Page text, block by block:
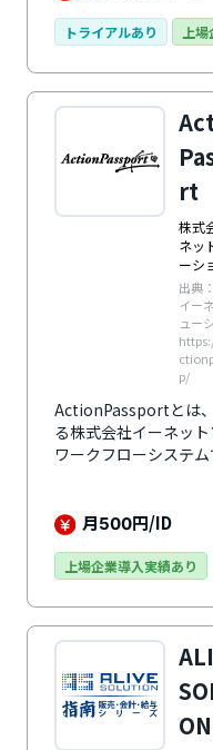
機能で自社に合わせ
いたりとセキュリテ
能も標準装備してお
トライアルあり 上
rt
株式
ネッ
ーシ
出典
イー
ュー
p/
ActionPassportとは
る株式会社イーネッ
ワークフローシステ
んで効率的に作成可
紙から電子化への移
画面は必要なフォーム
あらかじめ登録され
自身で疑問点を解決
渡る承認/決裁ルート
彩な機能で業務に負
効率化を実現します
決裁フローの可視化に
月500円/ID
上場企業導入実績あり